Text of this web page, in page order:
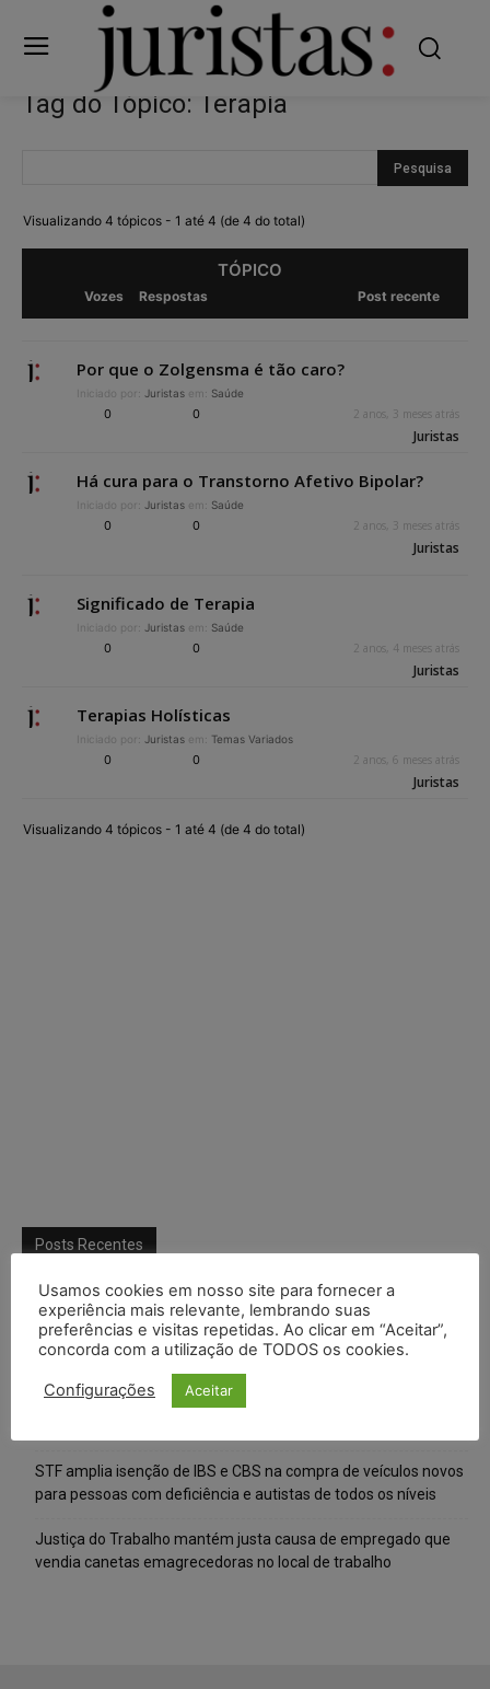
Tag do Tópico: Terapia
Visualizando 4 tópicos - 1 até 4 (de 4 do total)
TÓPICO
Vozes Respostas Post recente
Por que o Zolgensma é tão caro?
Iniciado por: Juristas em: Saúde
0 0 2 anos, 3 meses atrás
Juristas
Há cura para o Transtorno Afetivo Bipolar?
Iniciado por: Juristas em: Saúde
0 0 2 anos, 3 meses atrás
Juristas
Significado de Terapia
Iniciado por: Juristas em: Saúde
0 0 2 anos, 4 meses atrás
Juristas
Terapias Holísticas
Iniciado por: Juristas em: Temas Variados
0 0 2 anos, 6 meses atrás
Juristas
Visualizando 4 tópicos - 1 até 4 (de 4 do total)
Posts Recentes
Composição da taxa de juros
Meta é alvo de denúncia após anúncios com conteúdo sexual
infantil gerado por IA circularem em suas plataformas
Advogado preso por suspeita de matar o filho tem inscrição
STF amplia isenção de IBS e CBS na compra de veículos novos
para pessoas com deficiência e autistas de todos os níveis
Justiça do Trabalho mantém justa causa de empregado que
vendia canetas emagrecedoras no local de trabalho
Usamos cookies em nosso site para fornecer a
experiência mais relevante, lembrando suas
preferências e visitas repetidas. Ao clicar em “Aceitar”,
concorda com a utilização de TODOS os cookies.
Configurações Aceitar